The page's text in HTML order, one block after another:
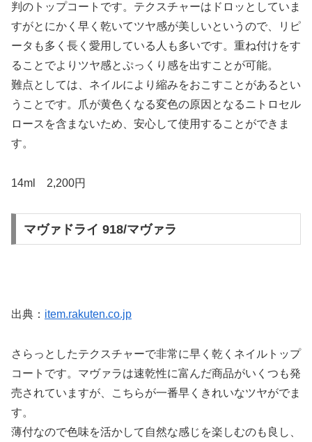
判のトップコートです。テクスチャーはドロッとしていま
すがとにかく早く乾いてツヤ感が美しいというので、リピ
ータも多く長く愛用している人も多いです。重ね付けをす
ることでよりツヤ感とぷっくり感を出すことが可能。
難点としては、ネイルにより縮みをおこすことがあるとい
うことです。爪が黄色くなる変色の原因となるニトロセル
ロースを含まないため、安心して使用することができま
す。
14ml 2,200円
マヴァドライ 918/マヴァラ
出典： item.rakuten.co.jp
さらっとしたテクスチャーで非常に早く乾くネイルトップ
コートです。マヴァラは速乾性に富んだ商品がいくつも発
売されていますが、こちらが一番早くきれいなツヤがでま
す。
薄付なので色味を活かして自然な感じを楽しむのも良し、